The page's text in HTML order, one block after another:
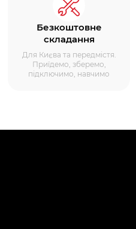
Безкоштовне
складання
Для Києва та передмістя.
Приїдемо, зберемо,
підключимо, навчимо